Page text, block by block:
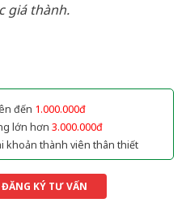
giá thành.
đến 1.000.000đ
lớn hơn 3.000.000đ
khoản thành viên thân thiết
ĐĂNG KÝ TƯ VẤN